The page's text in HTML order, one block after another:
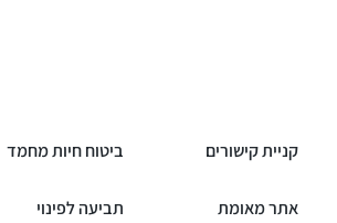
קניית קישורים ביטוח חיות מחמד
אתר מאומת
תביעה לפינוי